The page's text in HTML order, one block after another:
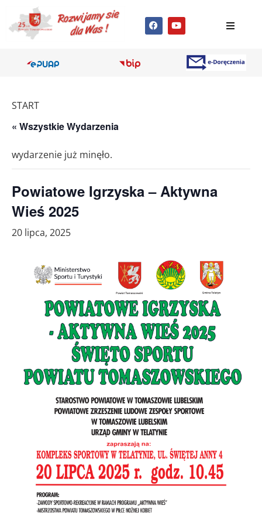
START
« Wszystkie Wydarzenia
wydarzenie już minęło.
Powiatowe Igrzyska – Aktywna
Wieś 2025
20 lipca, 2025